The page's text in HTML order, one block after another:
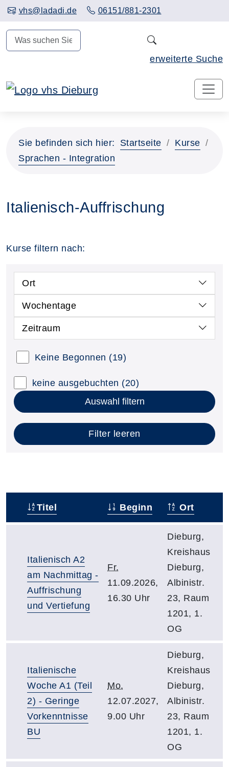
vhs@ladadi.de 06151/881-2301
erweiterte Suche
Hauptinhalt anspringen
Sie befinden sich hier: Startseite
Kurse
Sprachen - Integration
Italienisch-Auffrischung
Kurse filtern nach:
Ort
Wochentage
Zeitraum
Keine Begonnen (19)
keine ausgebuchten (20)
Auswahl filtern
Filter leeren
Titel Beginn Ort
Italienisch A2
am Nachmittag -
Auffrischung
und Vertiefung
Fr.
11.09.2026,
16.30 Uhr
Dieburg,
Kreishaus
Dieburg,
Albinistr.
23, Raum
1201, 1.
OG
Italienische
Woche A1 (Teil
2) - Geringe
Vorkenntnisse
BU
Mo.
12.07.2027,
9.00 Uhr
Dieburg,
Kreishaus
Dieburg,
Albinistr.
23, Raum
1201, 1.
OG